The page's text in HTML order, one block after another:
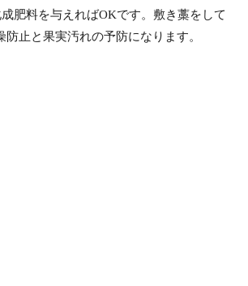
肥料を与えればOKです。敷き藁をして
防止と果実汚れの予防になります。